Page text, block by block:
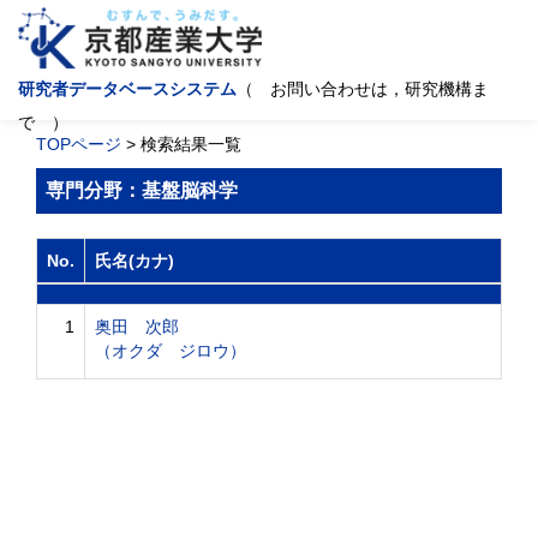
研究者データベースシステム （ お問い合わせは，研究機構ま
で ）
TOPページ > 検索結果一覧
専門分野：基盤脳科学
No. 氏名(カナ)
1
奥田 次郎
（オクダ ジロウ）